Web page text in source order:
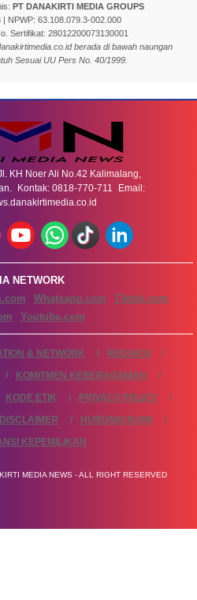
PT DANAKIRTI MEDIA GROUPS
| NPWP: 63.108.079.3-002.000
Sertifikat: 28012200073130001
berada di bawah naungan
Sesuai UU Pers No. 40/1999.
KH Noer Ali No.42 Kalimalang,
Kontak: 0818-770-711 Email:
NETWORK
Whatsapp.com
Tiktok.com
Youtube.com
& NETWORK
REDAKSI
KOMITMEN KEBERAGAMAN
KODE ETIK
PRIVACY POLICY
DISCLAIMER
HUBUNGI KAMI
KEPEMILIKAN
MEDIA NEWS - ALL RIGHT RESERVED